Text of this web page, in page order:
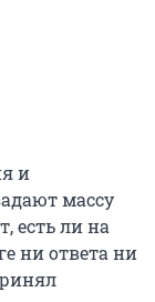
и
массу
есть ли на
ни ответа ни